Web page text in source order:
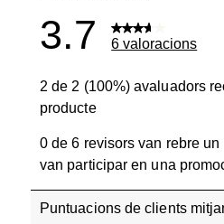
3.7 6 valoracions
2 de 2 (100%) avaluadors
producte
0 de 6 revisors van rebre
van participar en una
Puntuacions de clients